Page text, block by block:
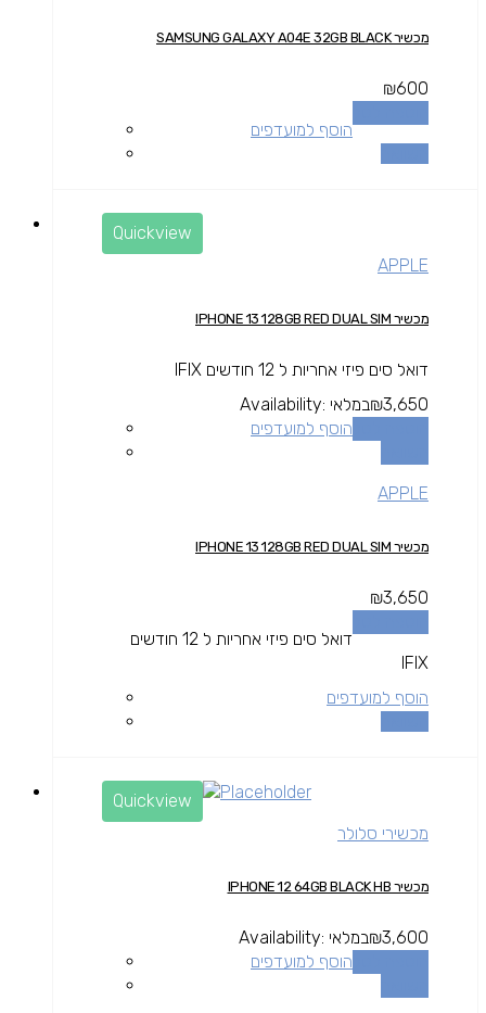
מכשיר SAMSUNG GALAXY A04E 32GB BLACK
₪600
הוסף למועדפים
Quickview
APPLE
מכשיר IPHONE 13 128GB RED DUAL SIM
דואל סים פיזי אחריות ל 12 חודשים IFIX
₪3,650
Availability: במלאי
הוסף למועדפים
APPLE
מכשיר IPHONE 13 128GB RED DUAL SIM
₪3,650
דואל סים פיזי אחריות ל 12 חודשים
IFIX
הוסף למועדפים
Quickview
מכשירי סלולר
מכשיר IPHONE 12 64GB BLACK HB
₪3,600
Availability: במלאי
הוסף למועדפים